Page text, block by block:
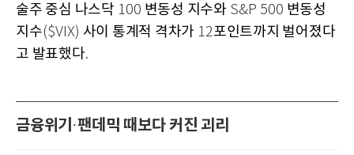
술주 중심 나스닥 100 변동성 지수와 S&P 500 변동성
지수($VIX) 사이 통계적 격차가 12포인트까지 벌어졌다
고 발표했다.
금융위기 ·팬데믹 때보다 커진 괴리